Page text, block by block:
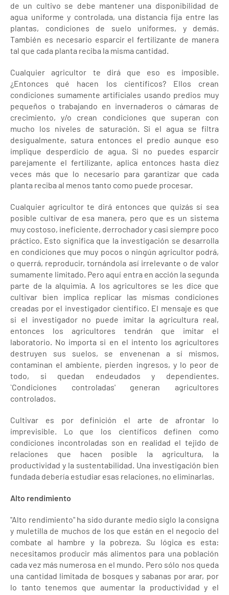
de un cultivo se debe mantener una disponibilidad de
agua uniforme y controlada, una distancia fija entre las
plantas, condiciones de suelo uniformes, y demás.
También es necesario esparcir el fertilizante de manera
tal que cada planta reciba la misma cantidad.
Cualquier agricultor te dirá que eso es imposible.
¿Entonces qué hacen los científicos? Ellos crean
condiciones sumamente artificiales usando predios muy
pequeños o trabajando en invernaderos o cámaras de
crecimiento, y/o crean condiciones que superan con
mucho los niveles de saturación. Si el agua se filtra
desigualmente, satura entonces el predio aunque eso
implique desperdicio de agua. Si no puedes esparcir
parejamente el fertilizante, aplica entonces hasta diez
veces más que lo necesario para garantizar que cada
planta reciba al menos tanto como puede procesar.
Cualquier agricultor te dirá entonces que quizás sí sea
posible cultivar de esa manera, pero que es un sistema
muy costoso, ineficiente, derrochador y casi siempre poco
práctico. Esto significa que la investigación se desarrolla
en condiciones que muy pocos o ningún agricultor podrá,
o querrá, reproducir, tornándola así irrelevante o de valor
sumamente limitado. Pero aquí entra en acción la segunda
parte de la alquimia. A los agricultores se les dice que
cultivar bien implica replicar las mismas condiciones
creadas por el investigador científico. El mensaje es que
si el investigador no puede imitar la agricultura real,
entonces los agricultores tendrán que imitar el
laboratorio. No importa si en el intento los agricultores
destruyen sus suelos, se envenenan a sí mismos,
contaminan el ambiente, pierden ingresos, y lo peor de
todo, si quedan endeudados y dependientes.
`Condiciones controladas' generan agricultores
controlados.
Cultivar es por definición el arte de afrontar lo
imprevisible. Lo que los científicos definen como
condiciones incontroladas son en realidad el tejido de
relaciones que hacen posible la agricultura, la
productividad y la sustentabilidad. Una investigación bien
fundada debería estudiar esas relaciones, no eliminarlas.
Alto rendimiento
"Alto rendimiento" ha sido durante medio siglo la consigna
y muletilla de muchos de los que están en el negocio del
combate al hambre y la pobreza. Su lógica es esta:
necesitamos producir más alimentos para una población
cada vez más numerosa en el mundo. Pero sólo nos queda
una cantidad limitada de bosques y sabanas por arar, por
lo tanto tenemos que aumentar la productividad y el